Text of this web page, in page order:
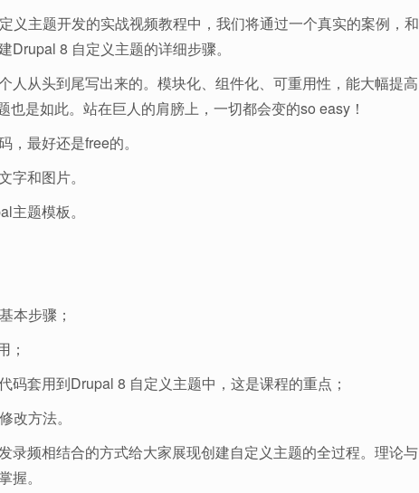
义主题开发的实战视频教程中，我们将通过一个真实的案例，和
8 自定义主题的详细步骤。
人从头到尾写出来的。模块化、组件化、可重用性，能大幅提高
是如此。站在巨人的肩膀上，一切都会变的so easy！
最好还是free的。
和图片。
题模板。
本步骤；
；
码套用到Drupal 8 自定义主题中，这是课程的重点；
改方法。
录频相结合的方式给大家展现创建自定义主题的全过程。理论与
。